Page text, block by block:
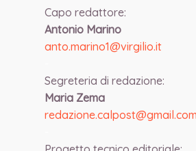
Capo redattore:
Antonio Marino
anto.marino1@virgilio.it
Segreteria di redazione:
Maria Zema
redazione.calpost@gmail.com